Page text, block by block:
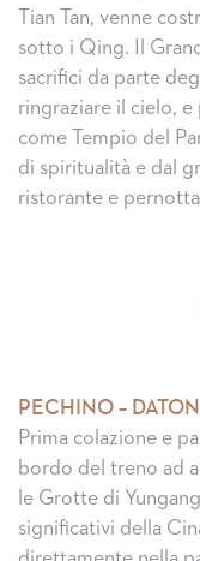
Tian Tan, venne
sotto i Qing. Il
sacrifici da parte
ringraziare il cielo,
come Tempio del
di spiritualità e dal
ristorante e
PECHINO –
Prima colazione e
bordo del treno ad
le Grotte di
significativi della